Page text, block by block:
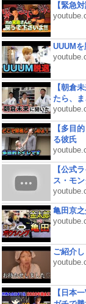
【緊急
UUUM
【朝倉
たら、
【多目
る彼氏
【公式
ス・モ
亀田京
ご紹介
【日本